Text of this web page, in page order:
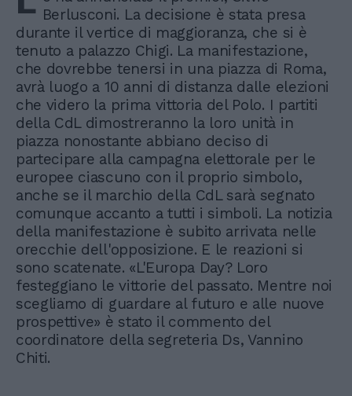
Berlusconi. La decisione è stata presa
durante il vertice di maggioranza, che si è
tenuto a palazzo Chigi. La manifestazione,
che dovrebbe tenersi in una piazza di Roma,
avrà luogo a 10 anni di distanza dalle elezioni
che videro la prima vittoria del Polo. I partiti
della CdL dimostreranno la loro unità in
piazza nonostante abbiano deciso di
partecipare alla campagna elettorale per le
europee ciascuno con il proprio simbolo,
anche se il marchio della CdL sarà segnato
comunque accanto a tutti i simboli. La notizia
della manifestazione è subito arrivata nelle
orecchie dell'opposizione. E le reazioni si
sono scatenate. «L'Europa Day? Loro
festeggiano le vittorie del passato. Mentre noi
scegliamo di guardare al futuro e alle nuove
prospettive» è stato il commento del
coordinatore della segreteria Ds, Vannino
Chiti.